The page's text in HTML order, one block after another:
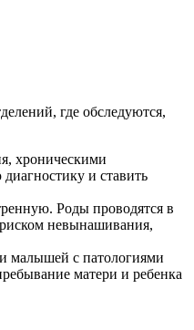
где обследуются,
хроническими
и ставить
Роды проводятся в
невынашивания,
малышей с патологиями
матери и ребенка